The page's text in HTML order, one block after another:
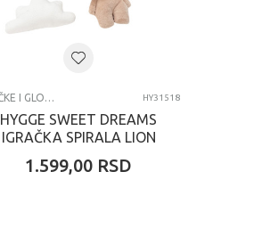
ZVEČKE I GLODALICE HY31518
HYGGE SWEET DREAMS
IGRAČKA SPIRALA LION
1.599,00 RSD